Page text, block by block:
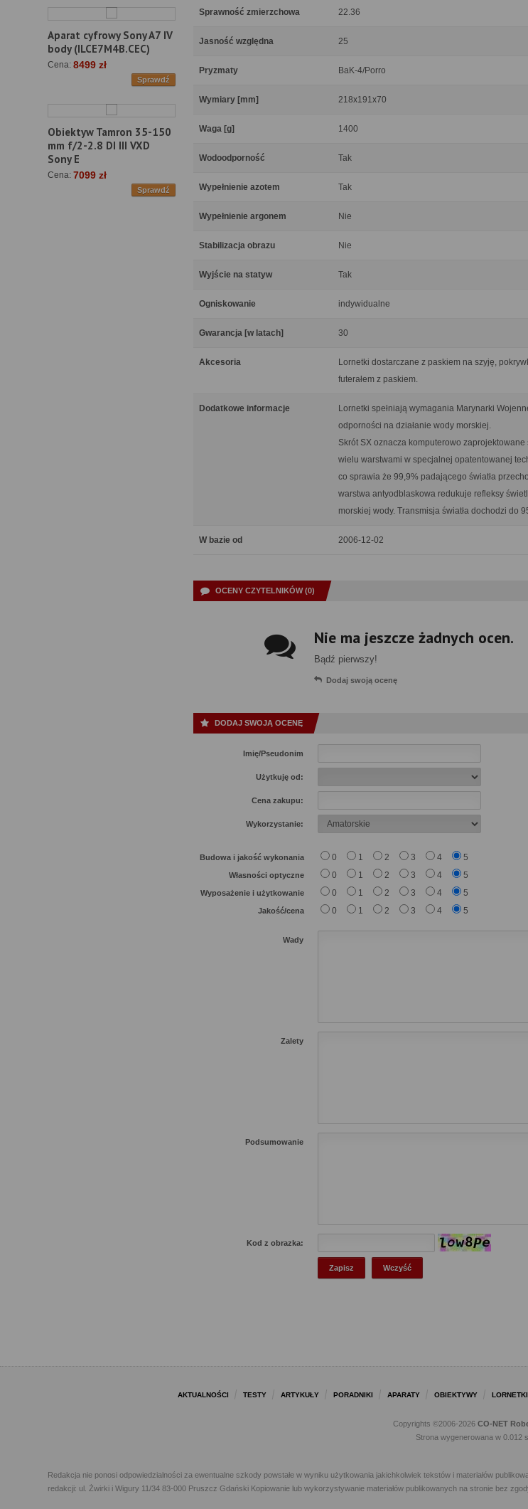
Aparat cyfrowy Sony A7 IV
body (ILCE7M4B.CEC)
Cena: 8499 zł
Sprawdź
Obiektyw Tamron 35-150
mm f/2-2.8 DI III VXD
Sony E
Cena: 7099 zł
Sprawdź
Sprawność zmierzchowa 22.36
Jasność względna 25
Pryzmaty BaK-4/Porro
Wymiary [mm] 218x191x70
Waga [g] 1400
Wodoodporność Tak
Wypełnienie azotem Tak
Wypełnienie argonem Nie
Stabilizacja obrazu Nie
Wyjście na statyw Tak
Ogniskowanie indywidualne
Gwarancja [w latach] 30
Akcesoria
Lornetki dostarczane z paskiem na szyję,
futerałem z paskiem.
Dodatkowe informacje
Lornetki spełniają wymagania Marynarki
odporności na działanie wody morskiej.
Skrót SX oznacza komputerowo
wielu warstwami w specjalnej opatentowanej
co sprawia że 99,9% padającego światła
warstwa antyodblaskowa redukuje refleksy
morskiej wody. Transmisja światła dochodzi do
W bazie od 2006-12-02
OCENY CZYTELNIKÓW (0)
Nie ma jeszcze żadnych ocen.
Bądź pierwszy!
Dodaj swoją ocenę
DODAJ SWOJĄ OCENĘ
Imię/Pseudonim
Użytkuję od:
Cena zakupu:
Wykorzystanie:
Budowa i jakość wykonania 0 1 2 3 4 5
Własności optyczne 0 1 2 3 4 5
Wyposażenie i użytkowanie 0 1 2 3 4 5
Jakość/cena 0 1 2 3 4 5
Wady
Zalety
Podsumowanie
Kod z obrazka:
AKTUALNOŚCI TESTY ARTYKUŁY PORADNIKI APARATY OBIEKTYWY LORNETKI
Copyrights ©2006-2026 CO-NET
Strona wygenerowana w 0.012
Redakcja nie ponosi odpowiedzialności za ewentualne szkody powstałe w wyniku użytkowania jakichkolwiek tekstów i materiałów
redakcji: ul. Żwirki i Wigury 11/34 83-000 Pruszcz Gdański Kopiowanie lub wykorzystywanie materiałów publikowanych na stronie bez